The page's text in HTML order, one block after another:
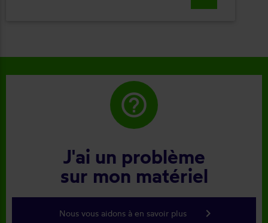
help_outline
J'ai un problème
sur mon matériel
Nous vous aidons à en savoir plus keyboard_arrow_right